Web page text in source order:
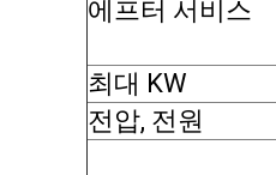
에프터 서비스
최대 KW
전압, 전원